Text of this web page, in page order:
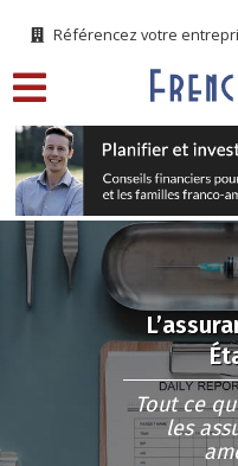
Référencez votre
Tout ce
les